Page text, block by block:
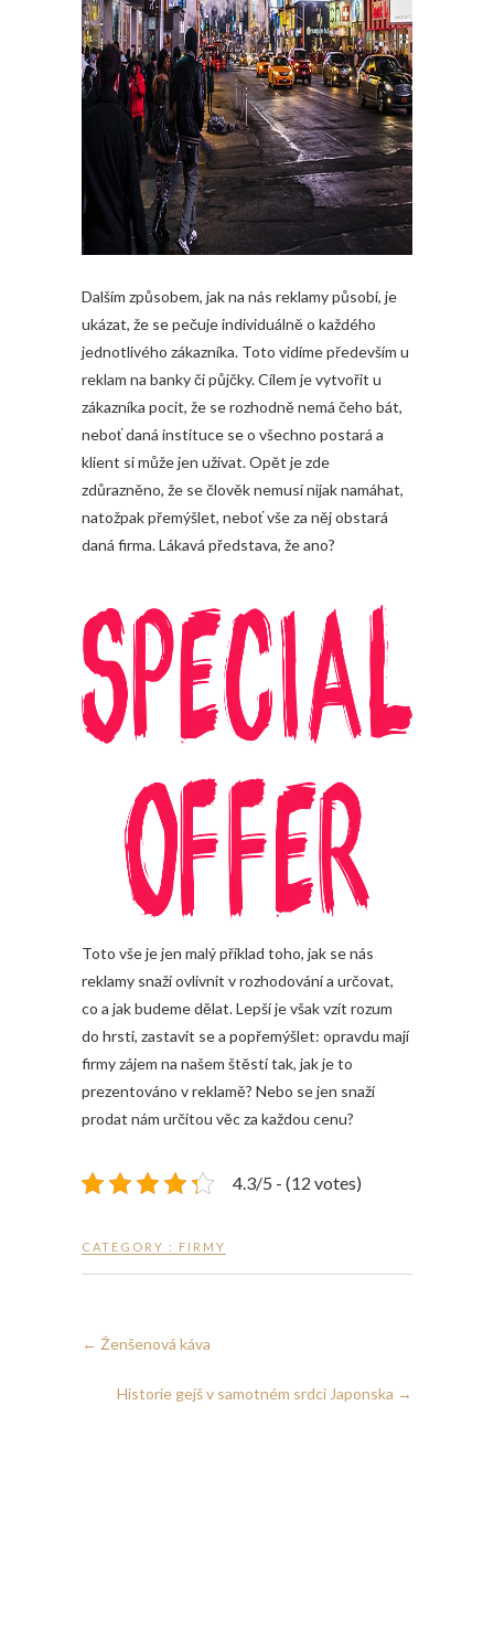
Dalším způsobem, jak na nás reklamy působí, je
ukázat, že se pečuje individuálně o každého
jednotlivého zákazníka. Toto vidíme především u
reklam na banky či půjčky. Cílem je vytvořit u
zákazníka pocit, že se rozhodně nemá čeho bát,
neboť daná instituce se o všechno postará a
klient si může jen užívat. Opět je zde
zdůrazněno, že se člověk nemusí nijak namáhat,
natožpak přemýšlet, neboť vše za něj obstará
daná firma. Lákavá představa, že ano?
Toto vše je jen malý příklad toho, jak se nás
reklamy snaží ovlivnit v rozhodování a určovat,
co a jak budeme dělat. Lepší je však vzít rozum
do hrsti, zastavit se a popřemýšlet: opravdu mají
firmy zájem na našem štěstí tak, jak je to
prezentováno v reklamě? Nebo se jen snaží
prodat nám určitou věc za každou cenu?
4.3/5 - (12 votes)
CATEGORY : FIRMY
← Ženšenová káva
Historie gejš v samotném srdci Japonska →